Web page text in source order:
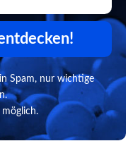
Spam, nur wichtige